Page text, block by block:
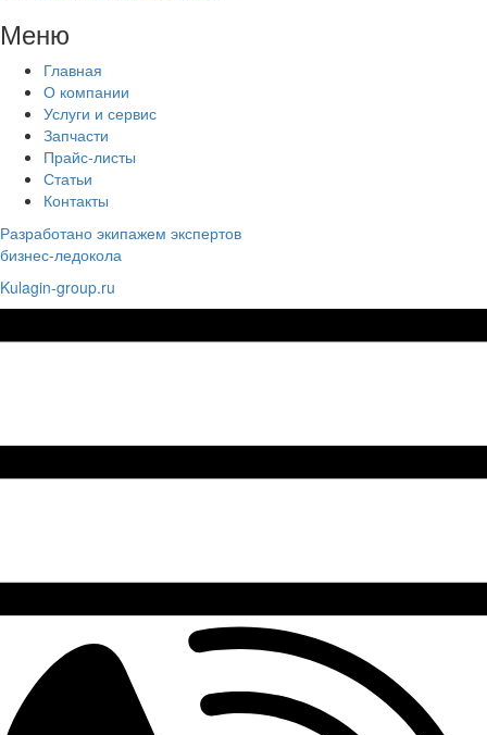
Меню
Главная
О компании
Услуги и сервис
Запчасти
Прайс-листы
Статьи
Контакты
Разработано экипажем экспертов
бизнес-ледокола
Kulagin-group.ru